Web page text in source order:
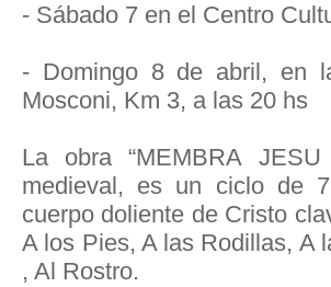
- Sábado 7 en el Centro
- Domingo 8 de abril, en
Mosconi, Km 3, a las 20 hs
La obra “MEMBRA
medieval, es un ciclo de
cuerpo doliente de Cristo
A los Pies, A las Rodillas, A
, Al Rostro.